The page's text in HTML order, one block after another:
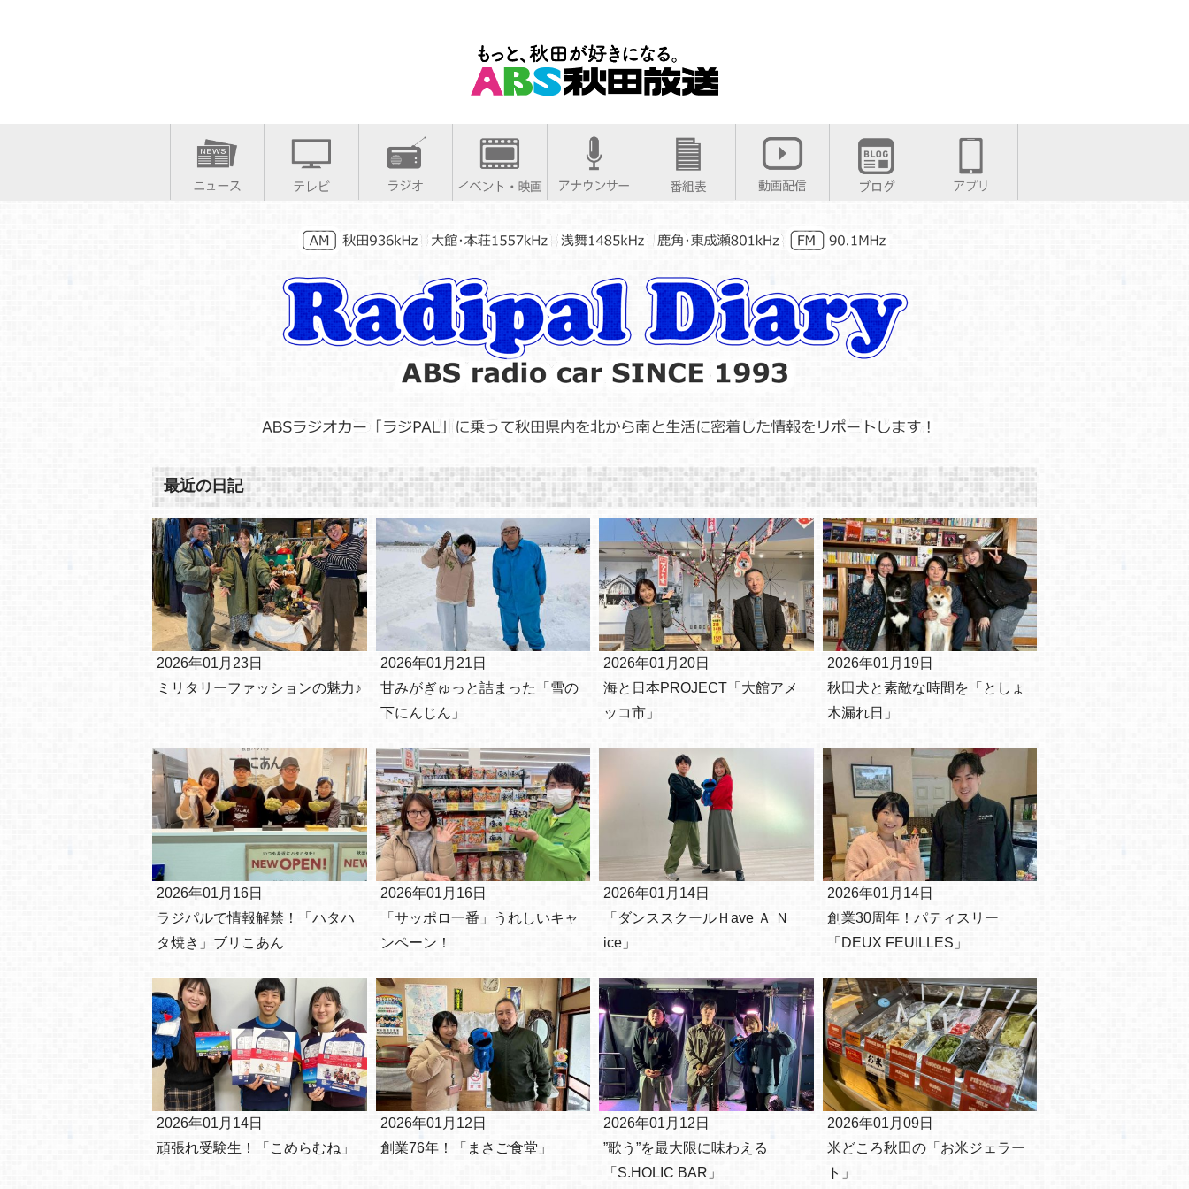
最近の日記
2026年01月23日
ミリタリーファッションの魅力♪
2026年01月21日
甘みがぎゅっと詰まった「雪の
下にんじん」
2026年01月20日
海と日本PROJECT「大館アメ
ッコ市」
2026年01月19日
秋田犬と素敵な時間を「としょ
木漏れ日」
2026年01月16日
ラジパルで情報解禁！「ハタハ
タ焼き」ブリこあん
2026年01月16日
「サッポロ一番」うれしいキャ
ンペーン！
2026年01月14日
「ダンススクールＨave Ａ Ｎ
ice」
2026年01月14日
創業30周年！パティスリー
「DEUX FEUILLES」
2026年01月14日
頑張れ受験生！「こめらむね」
2026年01月12日
創業76年！「まさご食堂」
2026年01月12日
”歌う”を最大限に味わえる
「S.HOLIC BAR」
2026年01月09日
米どころ秋田の「お米ジェラー
ト」